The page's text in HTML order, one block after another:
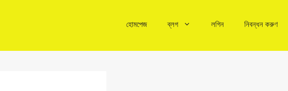
হোমপেজ ব্লগ লগিন নিবন্ধন করুণ